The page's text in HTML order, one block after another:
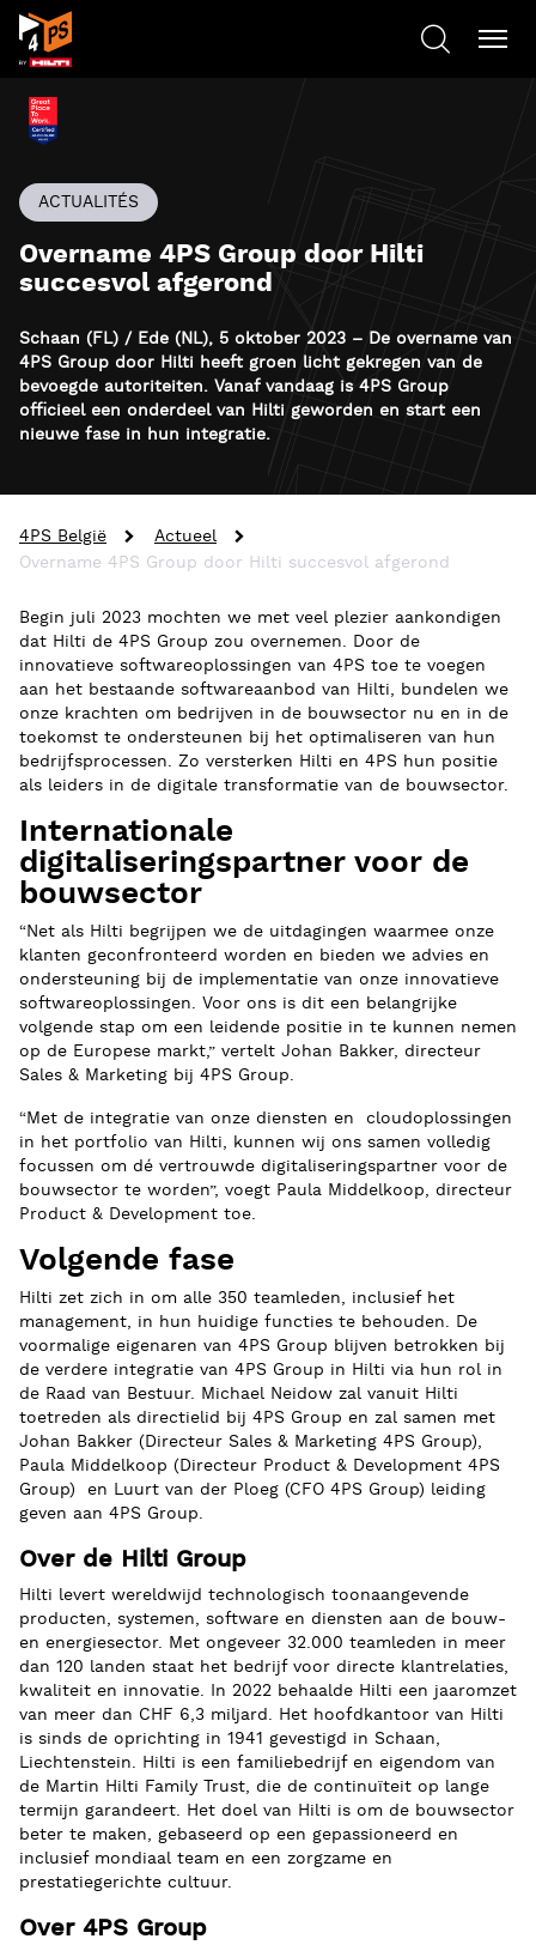
ACTUALITÉS
Overname 4PS Group door Hilti
succesvol afgerond
Schaan (FL) / Ede (NL), 5 oktober 2023 – De overname van
4PS Group door Hilti heeft groen licht gekregen van de
bevoegde autoriteiten. Vanaf vandaag is 4PS Group
officieel een onderdeel van Hilti geworden en start een
nieuwe fase in hun integratie.
4PS België
Actueel
Overname 4PS Group door Hilti succesvol afgerond
Begin juli 2023 mochten we met veel plezier aankondigen
dat Hilti de 4PS Group zou overnemen. Door de
innovatieve softwareoplossingen van 4PS toe te voegen
aan het bestaande softwareaanbod van Hilti, bundelen we
onze krachten om bedrijven in de bouwsector nu en in de
toekomst te ondersteunen bij het optimaliseren van hun
bedrijfsprocessen. Zo versterken Hilti en 4PS hun positie
als leiders in de digitale transformatie van de bouwsector.
Internationale
digitaliseringspartner voor de
bouwsector
“Net als Hilti begrijpen we de uitdagingen waarmee onze
klanten geconfronteerd worden en bieden we advies en
ondersteuning bij de implementatie van onze innovatieve
softwareoplossingen. Voor ons is dit een belangrijke
volgende stap om een leidende positie in te kunnen nemen
op de Europese markt,” vertelt Johan Bakker, directeur
Sales & Marketing bij 4PS Group.
“Met de integratie van onze diensten en cloudoplossingen
in het portfolio van Hilti, kunnen wij ons samen volledig
focussen om dé vertrouwde digitaliseringspartner voor de
bouwsector te worden”, voegt Paula Middelkoop, directeur
Product & Development toe.
Volgende fase
Hilti zet zich in om alle 350 teamleden, inclusief het
management, in hun huidige functies te behouden. De
voormalige eigenaren van 4PS Group blijven betrokken bij
de verdere integratie van 4PS Group in Hilti via hun rol in
de Raad van Bestuur. Michael Neidow zal vanuit Hilti
toetreden als directielid bij 4PS Group en zal samen met
Johan Bakker (Directeur Sales & Marketing 4PS Group),
Paula Middelkoop (Directeur Product & Development 4PS
Group) en Luurt van der Ploeg (CFO 4PS Group) leiding
geven aan 4PS Group.
Over de Hilti Group
Hilti levert wereldwijd technologisch toonaangevende
producten, systemen, software en diensten aan de bouw-
en energiesector. Met ongeveer 32.000 teamleden in meer
dan 120 landen staat het bedrijf voor directe klantrelaties,
kwaliteit en innovatie. In 2022 behaalde Hilti een jaaromzet
van meer dan CHF 6,3 miljard. Het hoofdkantoor van Hilti
is sinds de oprichting in 1941 gevestigd in Schaan,
Liechtenstein. Hilti is een familiebedrijf en eigendom van
de Martin Hilti Family Trust, die de continuïteit op lange
termijn garandeert. Het doel van Hilti is om de bouwsector
beter te maken, gebaseerd op een gepassioneerd en
inclusief mondiaal team en een zorgzame en
prestatiegerichte cultuur.
Over 4PS Group